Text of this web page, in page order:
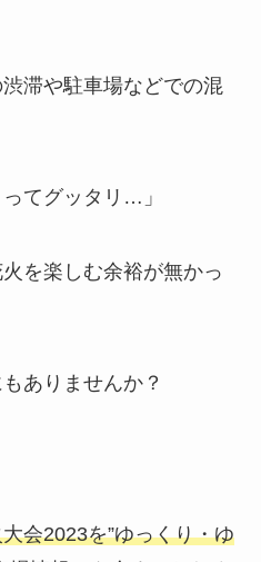
滞や駐車場などでの混
てグッタリ…」
を楽しむ余裕が無かっ
ありませんか？
会2023を”ゆっくり・ゆ